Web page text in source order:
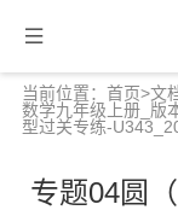
当前位置： 首页>文
数学九年级上册_版
型过关专练-
专题04圆